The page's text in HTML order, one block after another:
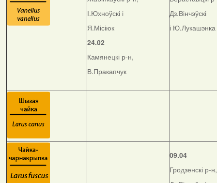
І.Юхноўскі і
Я.Місіюк
24.02
Камянецкі р-н,
В.Пракапчук
Дз.Вінчэўскі
і Ю.Лукашэнка
09.04
Гродзенскі р-н,